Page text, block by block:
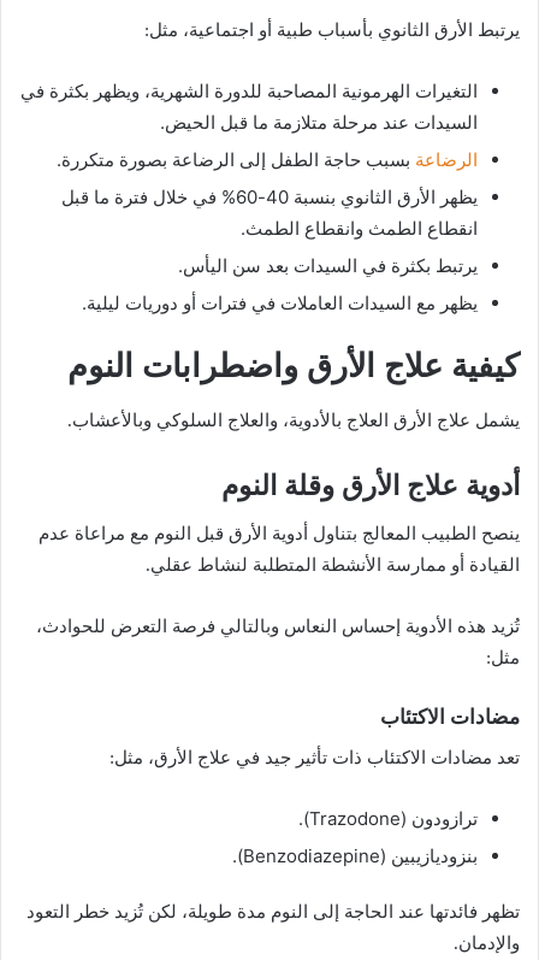
يرتبط الأرق الثانوي بأسباب طبية أو اجتماعية، مثل:
التغيرات الهرمونية المصاحبة للدورة الشهرية، ويظهر بكثرة في
السيدات عند مرحلة متلازمة ما قبل الحيض.
الرضاعة بسبب حاجة الطفل إلى الرضاعة بصورة متكررة.
يظهر الأرق الثانوي بنسبة 40-60% في خلال فترة ما قبل
انقطاع الطمث وانقطاع الطمث.
يرتبط بكثرة في السيدات بعد سن اليأس.
يظهر مع السيدات العاملات في فترات أو دوريات ليلية.
كيفية علاج الأرق واضطرابات النوم
يشمل علاج الأرق العلاج بالأدوية، والعلاج السلوكي وبالأعشاب.
أدوية علاج الأرق وقلة النوم
ينصح الطبيب المعالج بتناول أدوية الأرق قبل النوم مع مراعاة عدم
القيادة أو ممارسة الأنشطة المتطلبة لنشاط عقلي.
تُزيد هذه الأدوية إحساس النعاس وبالتالي فرصة التعرض للحوادث،
مثل:
مضادات الاكتئاب
تعد مضادات الاكتئاب ذات تأثير جيد في علاج الأرق، مثل:
ترازودون (Trazodone).
بنزوديازيبين (Benzodiazepine).
تظهر فائدتها عند الحاجة إلى النوم مدة طويلة، لكن تُزيد خطر التعود
والإدمان.